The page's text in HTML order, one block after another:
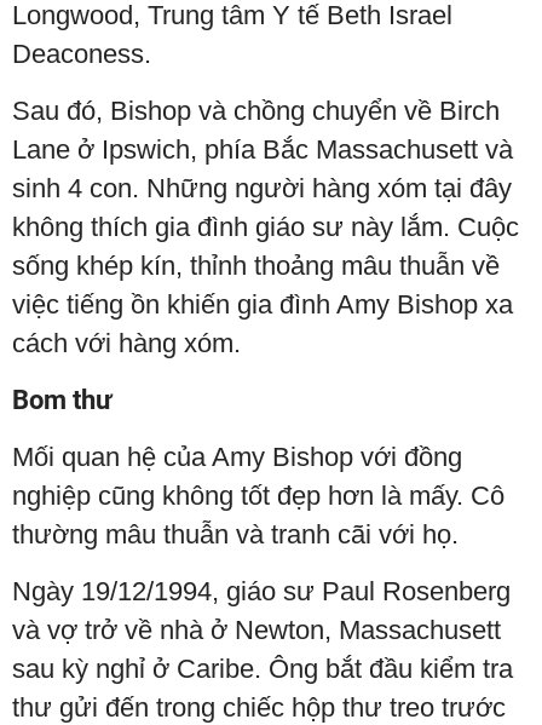
Longwood, Trung tâm Y tế Beth Israel
Deaconess.
Sau đó, Bishop và chồng chuyển về Birch
Lane ở Ipswich, phía Bắc Massachusett và
sinh 4 con. Những người hàng xóm tại đây
không thích gia đình giáo sư này lắm. Cuộc
sống khép kín, thỉnh thoảng mâu thuẫn về
việc tiếng ồn khiến gia đình Amy Bishop xa
cách với hàng xóm.
Bom thư
Mối quan hệ của Amy Bishop với đồng
nghiệp cũng không tốt đẹp hơn là mấy. Cô
thường mâu thuẫn và tranh cãi với họ.
Ngày 19/12/1994, giáo sư Paul Rosenberg
và vợ trở về nhà ở Newton, Massachusett
sau kỳ nghỉ ở Caribe. Ông bắt đầu kiểm tra
thư gửi đến trong chiếc hộp thư treo trước